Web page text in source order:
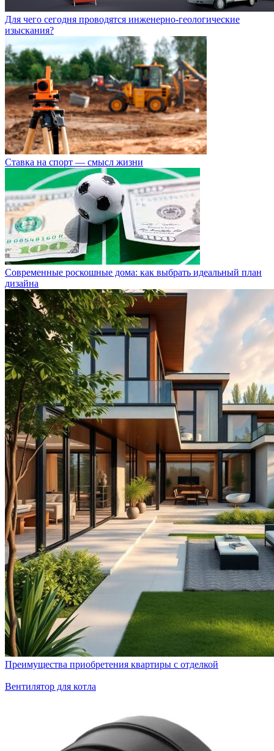
Для чего сегодня проводятся инженерно-геологические
изыскания?
Ставка на спорт — смысл жизни
Современные роскошные дома: как выбрать идеальный план
дизайна
Преимущества приобретения квартиры с отделкой
Вентилятор для котла